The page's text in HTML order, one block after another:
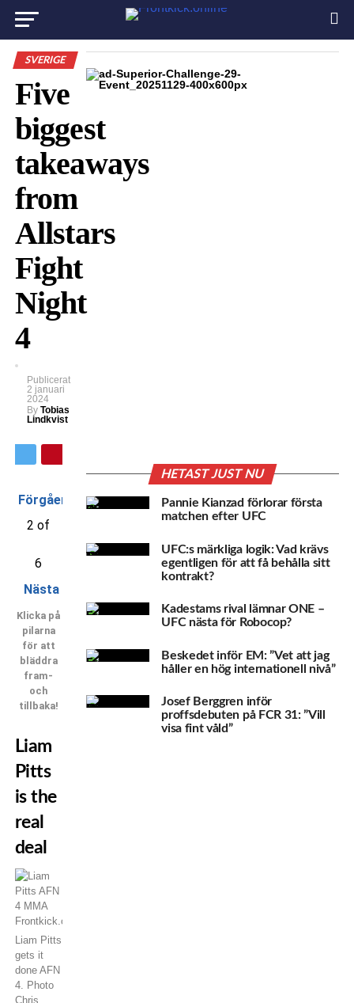
SVERIGE
Five
biggest
takeaways
from
Allstars
Fight
Night
4
Publicerat
2 januari
2024
By Tobias
Lindkvist
Förgående
2 of
6
Nästa
Klicka på
pilarna
för att
bläddra
fram-
och
tillbaka!
Liam
Pitts
is the
real
deal
Liam Pitts
gets it
done AFN
4. Photo
Chris
HETAST JUST NU
Pannie Kianzad förlorar första
matchen efter UFC
UFC:s märkliga logik: Vad krävs
egentligen för att få behålla sitt
kontrakt?
Kadestams rival lämnar ONE –
UFC nästa för Robocop?
Beskedet inför EM: ”Vet att jag
håller en hög internationell nivå”
Josef Berggren inför
proffsdebuten på FCR 31: ”Vill
visa fint våld”